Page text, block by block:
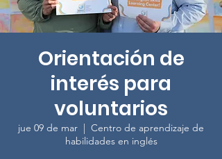
Orientación de
interés para
voluntarios
jue 09 de mar
  |
Centro de aprendizaje de
habilidades en inglés